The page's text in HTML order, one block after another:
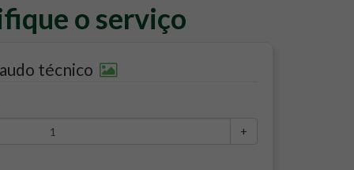
o serviço
técnico
+